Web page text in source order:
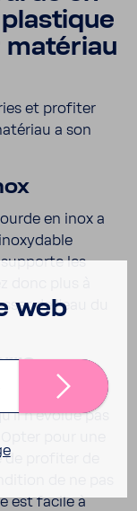
maté­riau
et profiter
a son
en inox a
les
de l’eau du
et
n’évolue pas
profiter de
est facile à
web